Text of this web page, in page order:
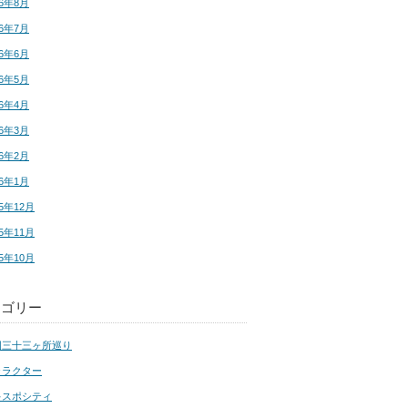
年8月
年7月
年6月
年5月
年4月
年3月
年2月
年1月
年12月
年11月
年10月
リー
十三ヶ所巡り
クター
ポシティ